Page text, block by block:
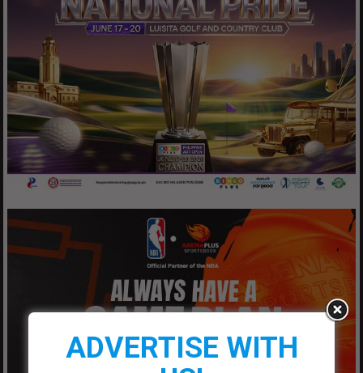
ADVERTISE WITH